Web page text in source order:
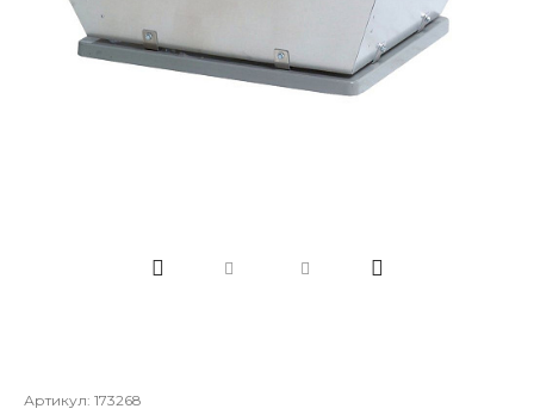
Артикул: 173268